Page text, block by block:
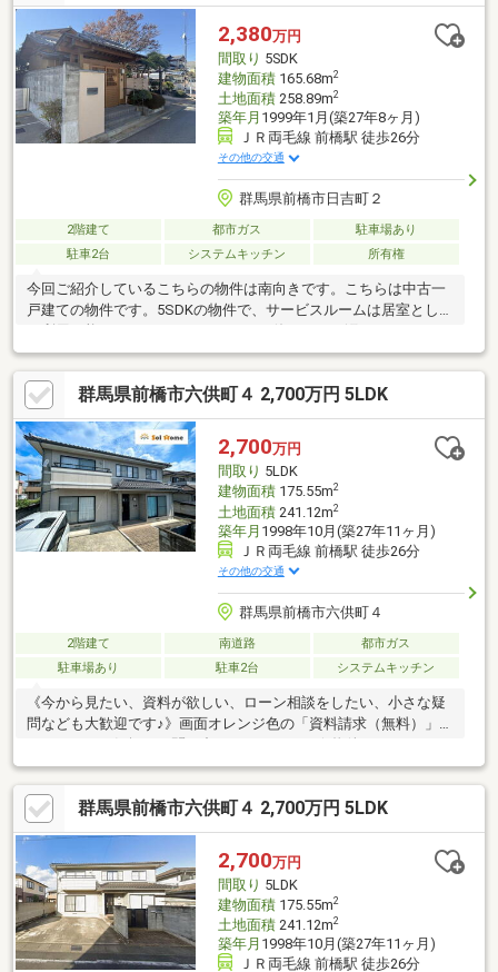
2,380万円
間取り 5SDK
建物面積165.68m2
土地面積258.89m2
築年月 1999年1月(築27年8ヶ月)
ＪＲ両毛線 前橋駅 徒歩26分
その他の交通
群馬県前橋市日吉町２
2階建て 都市ガス
駐車場あり
駐車2台
システムキッチン 所有権
今回ご紹介しているこちらの物件は南向きです。こちらは中古一
戸建ての物件です。5SDKの物件で、サービスルームは居室として
ご好評です。トイレが2ヶ所にあるので複数人でも快適に暮らせま
す。165.68㎡の建物面積でスペースの面でも問題なく快適に過ご
せますよ。2台駐車可能です。
群馬県前橋市六供町４ 2,700万円 5LDK
2,700万円
間取り 5LDK
建物面積175.55m2
土地面積241.12m2
築年月 1998年10月(築27年11ヶ月)
ＪＲ両毛線 前橋駅 徒歩26分
その他の交通
群馬県前橋市六供町４
2階建て 南道路
都市ガス
駐車場あり
駐車2台 システムキッチン
《今から見たい、資料が欲しい、ローン相談をしたい、小さな疑
問なども大歓迎です♪》画面オレンジ色の「資料請求（無料）」を
POINT☆・２階水廻り完備！２世帯住宅利用可能♪・買い物便利♪
スーパーまで車で２分♪・嬉しい都市ガス、本下水エリア♪☆周辺
ロケーション☆城南小学校 約1.1Kｍ/徒歩14分第一中学校
約2.5Kｍ/徒33分、自転車11分ヤオコー前橋六供店 約450ｍ/車2
分〇未掲載物件などさらに物件を見たい方は下記リンクよりソル
ホームHPへお越しください(^^♪
群馬県前橋市六供町４ 2,700万円 5LDK
2,700万円
間取り 5LDK
建物面積175.55m2
土地面積241.12m2
築年月 1998年10月(築27年11ヶ月)
ＪＲ両毛線 前橋駅 徒歩26分